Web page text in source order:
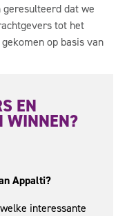
dat we
tot het
op basis van
EN
WINNEN?
Appalti?
interessante